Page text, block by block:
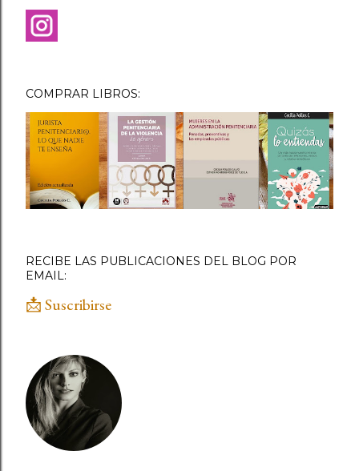
COMPRAR LIBROS:
RECIBE LAS PUBLICACIONES DEL BLOG POR
EMAIL:
📩 Suscribirse